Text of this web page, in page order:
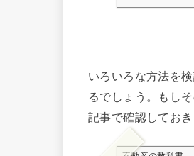
いろいろな方法を
るでしょう。もし
記事で確認しておき